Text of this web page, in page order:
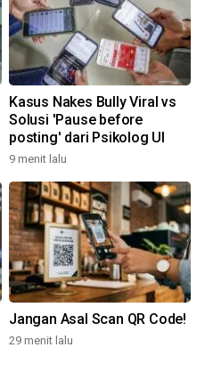
Kasus Nakes Bully Viral vs
Solusi 'Pause before
posting' dari Psikolog UI
9 menit lalu
Jangan Asal Scan QR Code!
29 menit lalu